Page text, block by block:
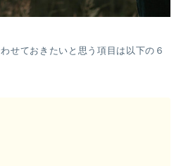
せておきたいと思う項目は以下の６